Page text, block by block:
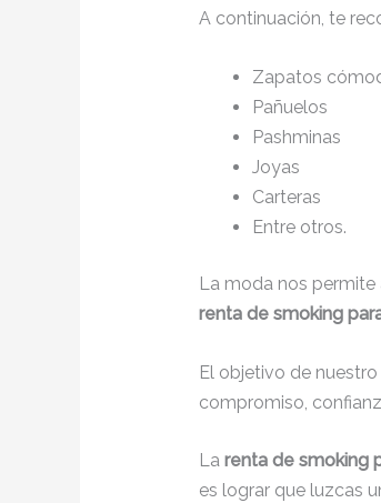
A continuación, te
Zapatos
Pañuelos
Pashminas
Joyas
Carteras
Entre otros.
La moda nos
renta de smoking
El objetivo de
compromiso,
La renta de smoking
es lograr que luzcas